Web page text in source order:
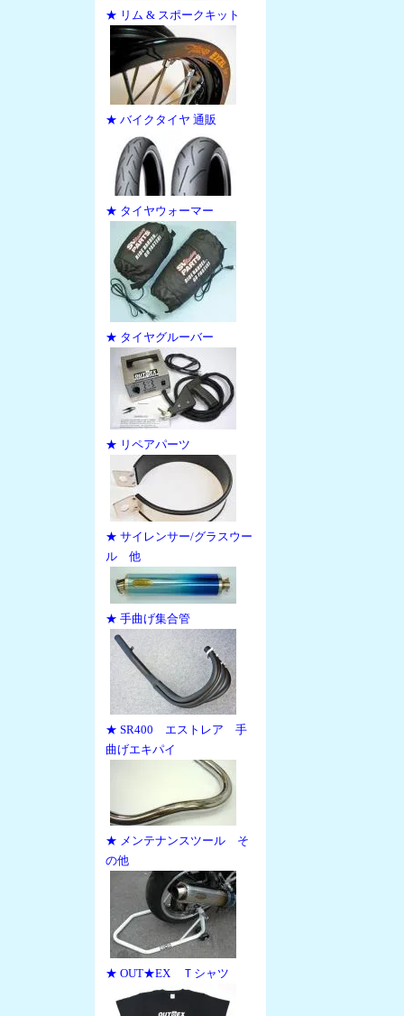
★ リム & スポークキット
★ バイクタイヤ 通販
★ タイヤウォーマー
★ タイヤグルーバー
★ リペアパーツ
★ サイレンサー/グラスウー
ル 他
★ 手曲げ集合管
★ SR400 エストレア 手
曲げエキパイ
★ メンテナンスツール そ
の他
★ OUT★EX Ｔシャツ